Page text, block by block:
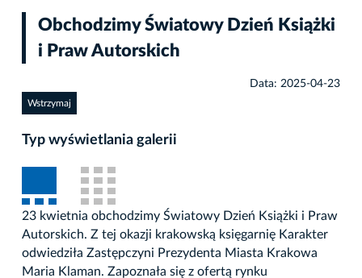
Obchodzimy Światowy Dzień Książki
i Praw Autorskich
Data: 2025-04-23
Wstrzymaj
Typ wyświetlania galerii
23 kwietnia obchodzimy Światowy Dzień Książki i Praw
Autorskich. Z tej okazji krakowską księgarnię Karakter
odwiedziła Zastępczyni Prezydenta Miasta Krakowa
Maria Klaman. Zapoznała się z ofertą rynku